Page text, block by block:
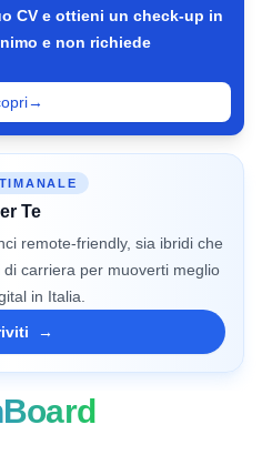
CV e ottieni un check-up in
e non richiede
→
Te
remote-friendly, sia ibridi che
carriera per muoverti meglio
in Italia.
→